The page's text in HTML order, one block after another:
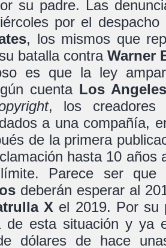
su padre. Las
por el
, los mismos que
batalla contraWarner
es que la ley
cuenta Los
, los creadores
a una compañía,
de la primera
hasta 10 años
Parece ser
deberán esperar al
X el 2019. Por
de esta situación y ya
dólares de hace